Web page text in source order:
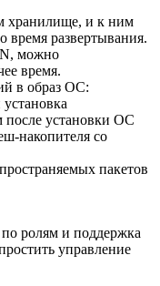
хранилище, и к ним
время развертывания.
можно
время.
в образ ОС:
после установки ОС
накопителя со
пакетов
ролям и поддержка
управление